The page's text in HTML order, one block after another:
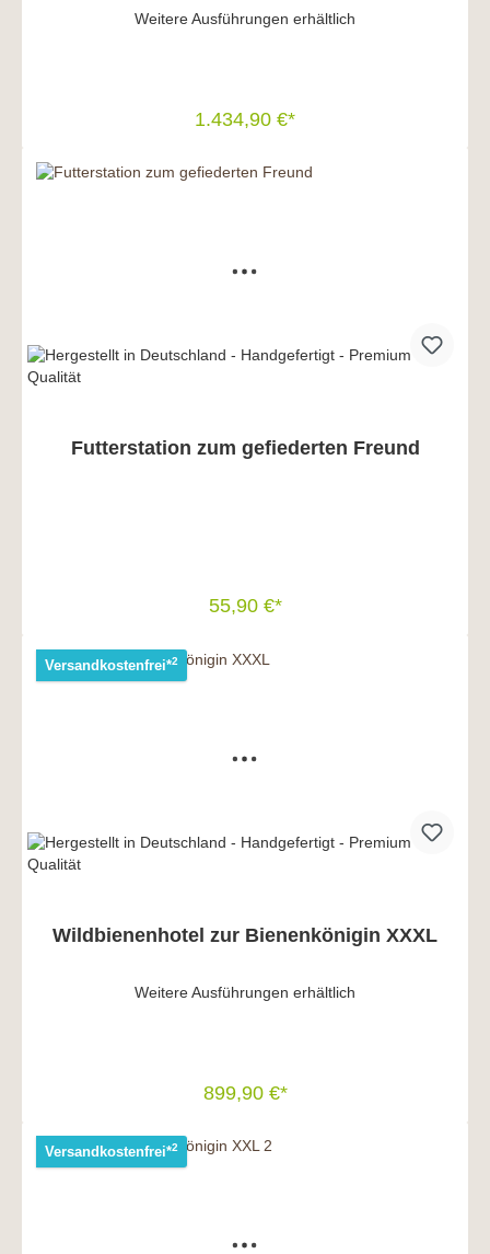
Weitere Ausführungen erhältlich
1.434,90 €*
In den Warenkorb
Futterstation zum gefiederten Freund
55,90 €*
In den Warenkorb
Versandkostenfrei*2
Wildbienenhotel zur Bienenkönigin XXXL
Weitere Ausführungen erhältlich
899,90 €*
In den Warenkorb
Versandkostenfrei*2